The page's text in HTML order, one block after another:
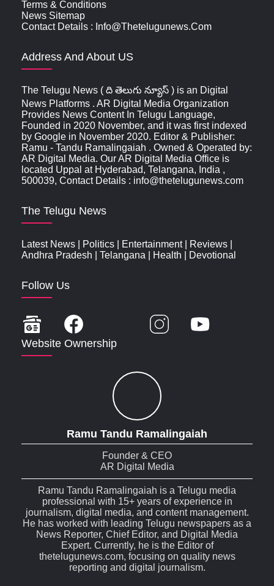
Terms & Conditions
News Sitemap
Contact Details : Info@thetelugunews.com
Address And About US
The Telugu News ( ది తెలుగు న్యూస్‌ ) is an Digital
News Platforms . AR Digital Media Organization
Provides News Content In Telugu Language,
Founded in 2020 November, and it was first indexed
by Google in November 2020. Editor & Publisher:
Ramu - Tandu Ramalingaiah . Owned & Operated by:
AR Digital Media. Our AR Digital Media Office is
located Uppal at Hyderabad, Telangana, India ,
500039, Contact Details : info@thetelugunews.com
The Telugu News
Latest News Politics Entertainment| Reviews
Andhra Pradesh
Telangana Health Devotional
Follow Us
Website Ownership
Ramu Tandu Ramalingaiah
Founder & CEO
AR Digital Media
Ramu Tandu Ramalingaiah is a Telugu media
professional with 15+ years of experience in
journalism, digital media, and content management.
He has worked with leading Telugu newspapers as a
News Reporter, Chief Editor, and Digital Media
Expert. Currently, he is the Editor of
thetelugunews.com, focusing on quality news
reporting and digital journalism.